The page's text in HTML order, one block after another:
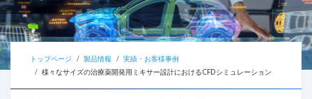
トップページ 製品情報
実績・お客様事例
様々なサイズの治療薬開発用ミキサー設計におけるCFDシミュレーション​